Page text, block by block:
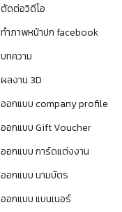
ตัดต่อวิดีโอ
ทำภาพหน้าปก facebook
บทความ
ผลงาน 3D
ออกแบบ company profile
ออกแบบ Gift Voucher
ออกแบบ การ์ดแต่งงาน
ออกแบบ นามบัตร
ออกแบบ แบนเนอร์